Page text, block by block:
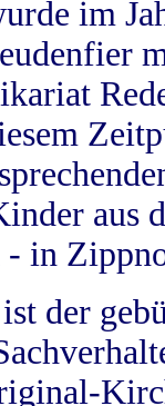
im
aus
in
der